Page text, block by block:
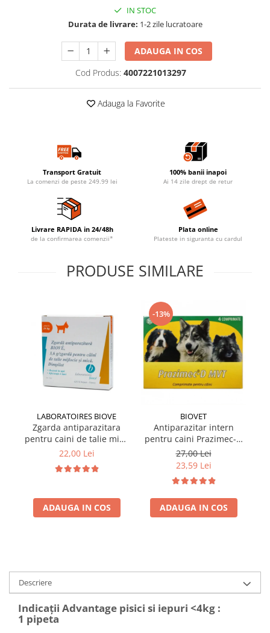
IN STOC
Durata de livrare: 1-2 zile lucratoare
ADAUGA IN COS
Cod Produs: 4007221013297
Adauga la Favorite
Transport Gratuit
La comenzi de peste 249.99 lei
100% banii inapoi
Ai 14 zile drept de retur
Livrare RAPIDA in 24/48h
de la confirmarea comenzii*
Plata online
Plateste in siguranta cu cardul
PRODUSE SIMILARE
LABORATOIRES BIOVE
Zgarda antiparazitara
pentru caini de talie mica
Biove 60 cm
22,00 Lei
ADAUGA IN COS
-13%
BIOVET
Antiparazitar intern
pentru caini Prazimec-D
MVT 4 comprimate
27,00 Lei
23,59 Lei
ADAUGA IN COS
Descriere
Indicaţii Advantage pisici si iepuri <4kg :
1 pipeta